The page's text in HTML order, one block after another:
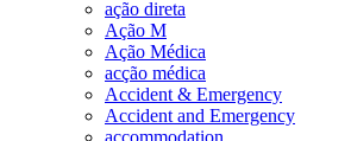
ação direta
Ação M
Ação Médica
acção médica
Accident & Emergency
Accident and Emergency
accommodation